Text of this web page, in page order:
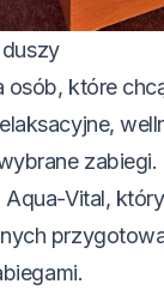
duszy
osób, które
zabiegi.
Vital,